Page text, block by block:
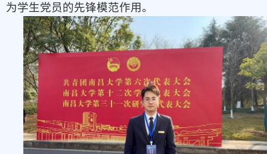
为学生党员的先锋模范作用。